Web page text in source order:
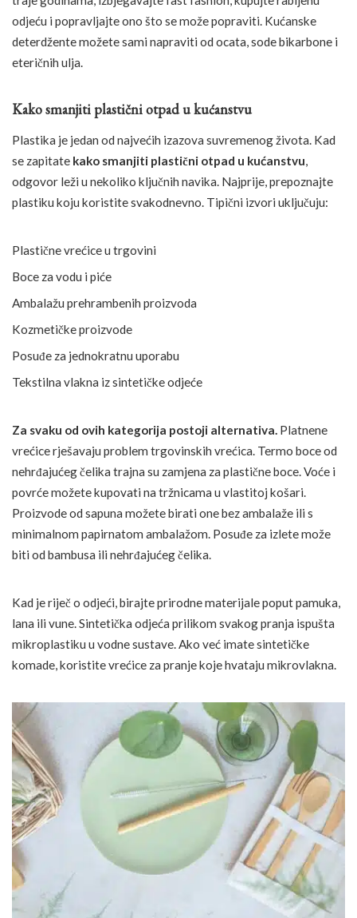
odjeću i popravljajte ono što se može popraviti. Kućanske
deterdžente možete sami napraviti od ocata, sode bikarbone i
eteričnih ulja.
Kako smanjiti plastični otpad u kućanstvu
Plastika je jedan od najvećih izazova suvremenog života. Kad
se zapitate kako smanjiti plastični otpad u kućanstvu,
odgovor leži u nekoliko ključnih navika. Najprije, prepoznajte
plastiku koju koristite svakodnevno. Tipični izvori uključuju:
Plastične vrećice u trgovini
Boce za vodu i piće
Ambalažu prehrambenih proizvoda
Kozmetičke proizvode
Posuđe za jednokratnu uporabu
Tekstilna vlakna iz sintetičke odjeće
Za svaku od ovih kategorija postoji alternativa. Platnene
vrećice rješavaju problem trgovinskih vrećica. Termo boce od
nehrđajućeg čelika trajna su zamjena za plastične boce. Voće i
povrće možete kupovati na tržnicama u vlastitoj košari.
Proizvode od sapuna možete birati one bez ambalaže ili s
minimalnom papirnatom ambalažom. Posuđe za izlete može
biti od bambusa ili nehrđajućeg čelika.
Kad je riječ o odjeći, birajte prirodne materijale poput pamuka,
lana ili vune. Sintetička odjeća prilikom svakog pranja ispušta
mikroplastiku u vodne sustave. Ako već imate sintetičke
komade, koristite vrećice za pranje koje hvataju mikrovlakna.